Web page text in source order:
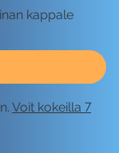
kappale
Voit kokeilla 7